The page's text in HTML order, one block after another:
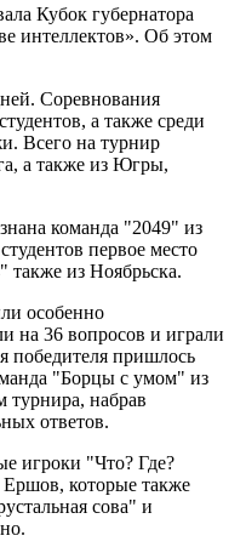
Кубок губернатора
интеллектов». Об этом
Соревнования
а также среди
Всего на турнир
а также из Югры,
команда "2049" из
первое место
также из Ноябрьска.
особенно
на 36 вопросов и играли
победителя пришлось
"Борцы с умом" из
турнира, набрав
ответов.
игроки "Что? Где?
которые также
сова" и